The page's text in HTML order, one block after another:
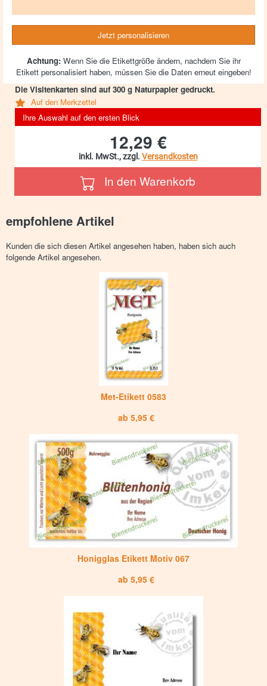
Jetzt personalisieren
Achtung:Wenn Sie die Etikettgröße ändern, nachdem Sie ihr
Etikett personalisiert haben, müssen Sie die Daten erneut eingeben!
Die Visitenkarten sind auf 300 g Naturpapier gedruckt.
Auf den Merkzettel
Ihre Auswahl auf den ersten Blick
12,29 €
inkl. MwSt., zzgl. Versandkosten
In den Warenkorb
empfohlene Artikel
Kunden die sich diesen Artikel angesehen haben, haben sich auch
folgende Artikel angesehen.
Met-Etikett 0583
ab 5,95 €
Honigglas Etikett Motiv 067
ab 5,95 €